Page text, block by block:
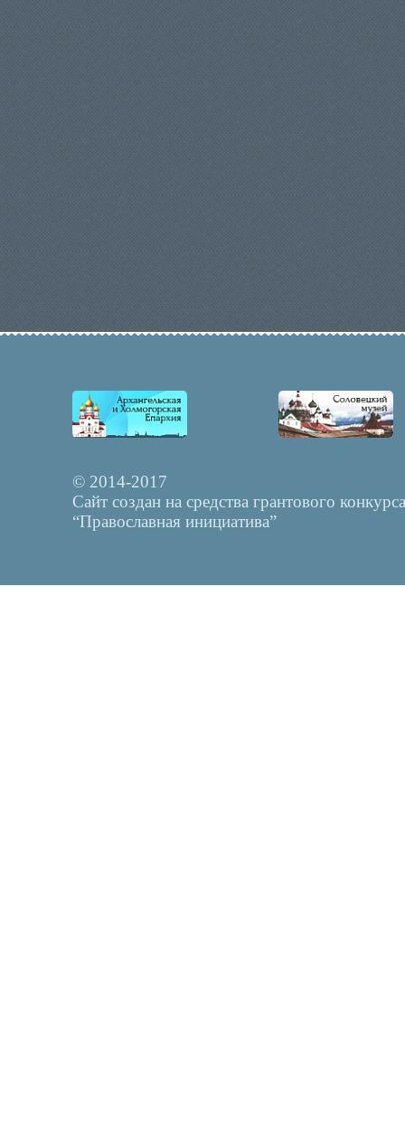
© 2014-2017
Сайт создан на средства грантового конкурса
“Православная инициатива”